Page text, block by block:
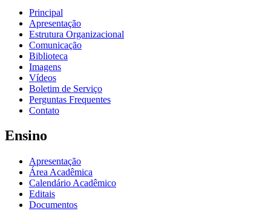
Principal
Apresentação
Estrutura Organizacional
Comunicação
Biblioteca
Imagens
Vídeos
Boletim de Serviço
Perguntas Frequentes
Contato
Ensino
Apresentação
Área Acadêmica
Calendário Acadêmico
Editais
Documentos